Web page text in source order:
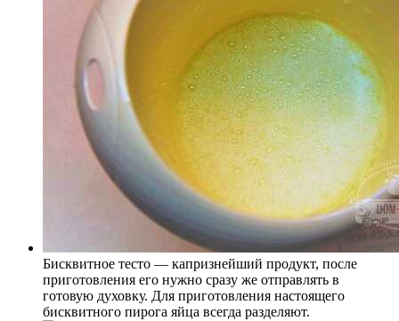
Бисквитное тесто — капризнейший продукт, после
приготовления его нужно сразу же отправлять в
готовую духовку. Для приготовления настоящего
бисквитного пирога яйца всегда разделяют.